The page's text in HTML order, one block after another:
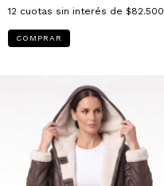
12 cuotas sin interés de $82.500
COMPRAR